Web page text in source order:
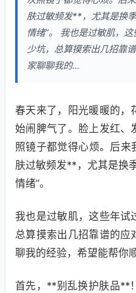
肤过敏频发**，尤其是换
情绪”。 我也是过敏肌，
少坑，总算摸索出几招靠
家聊聊我的...
春天来了，阳光暖暖的，
始闹脾气了。脸上发红、
照镜子都觉得心烦。后
肤过敏频发**，尤其是换
情绪”。
我也是过敏肌，这些年试
总算摸索出几招靠谱的应
聊我的经验，希望能帮你
首先，**别乱换护肤品**